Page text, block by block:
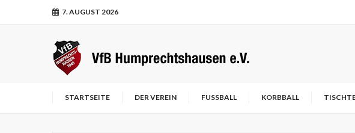
7. AUGUST 2026
STARTSEITE DER VEREIN FUSSBALL KORBBALL